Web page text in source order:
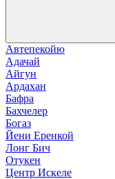
Автепекойю
Адачай
Айгун
Ардахан
Бафра
Бахчелер
Богаз
Йени Еренкой
Лонг Бич
Отукен
Центр Искеле